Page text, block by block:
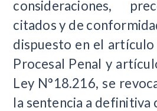
consideraciones,
citados y de
dispuesto en el
Procesal Penal y
Ley N°18.216, se
la sentencia a definitiva